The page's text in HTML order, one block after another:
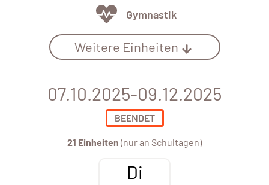
Gymnastik
Weitere Einheiten
07.10.2025-09.12.2025
BEENDET
21 Einheiten (nur an Schultagen)
Di